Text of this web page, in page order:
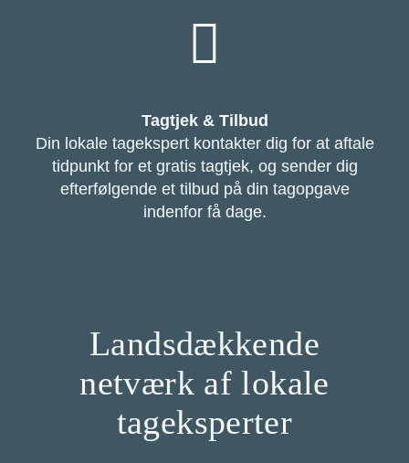
Tagtjek & Tilbud
Din lokale tagekspert kontakter dig for at aftale
tidpunkt for et gratis tagtjek, og sender dig
efterfølgende et tilbud på din tagopgave
indenfor få dage.
Landsdækkende
netværk af lokale
tageksperter